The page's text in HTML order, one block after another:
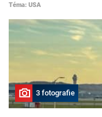
Téma: USA
3 fotografie